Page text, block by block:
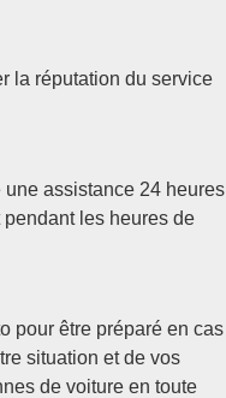
la réputation du service
assistance 24 heures
les heures de
pour être préparé en cas
situation et de vos
de voiture en toute